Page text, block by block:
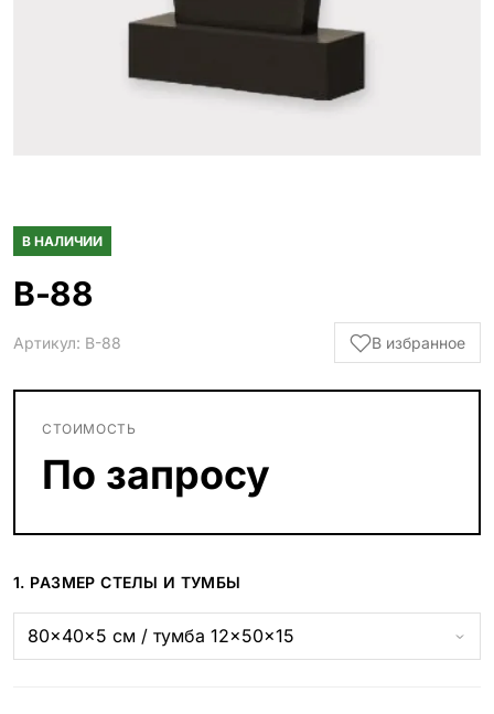
Металлические ограды
Гранитные цветники
24 модели
Наши работы
145 моделей
В НАЛИЧИИ
В-88
Артикул: В-88 В избранное
СТОИМОСТЬ
По запросу
1. РАЗМЕР СТЕЛЫ И ТУМБЫ